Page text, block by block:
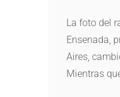
La foto del
Ensenada,
Aires,
Mientras